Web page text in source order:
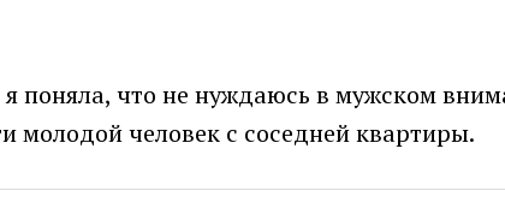
поняла, что не нуждаюсь в мужском
человек с соседней квартиры.